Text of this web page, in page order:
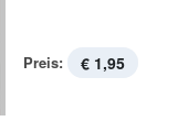
Preis: € 1,95